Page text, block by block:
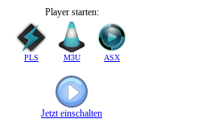
Player starten:
PLS M3U ASX
Jetzt einschalten